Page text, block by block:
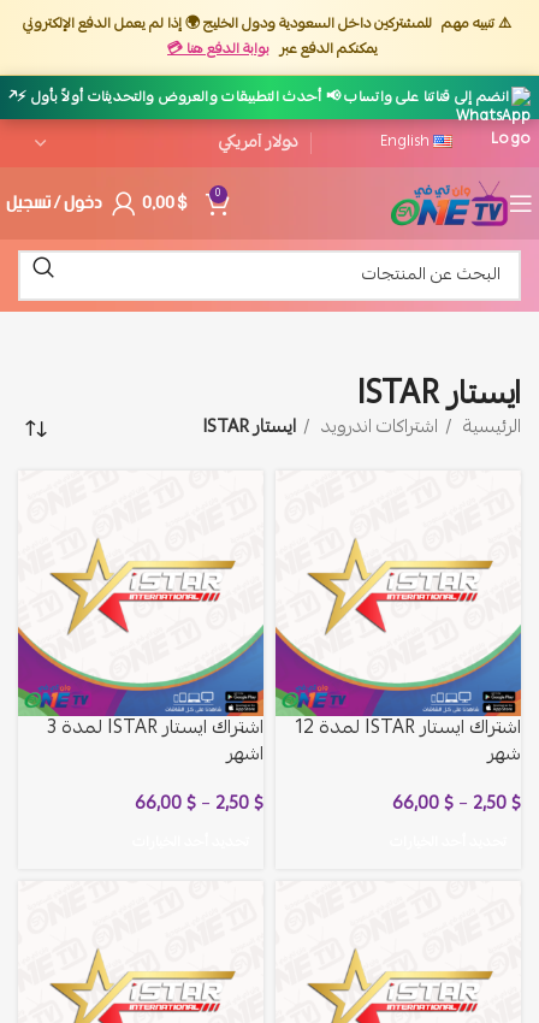
⚠️ تنبيه مهم للمشتركين داخل السعودية ودول الخليج 🌍 إذا لم يعمل الدفع الإلكتروني
يمكنكم الدفع عبر بوابة الدفع هنا 💳
انضم إلى قناتنا على واتساب 📢 أحدث التطبيقات والعروض والتحديثات أولاً بأول ⚡↗
English
0
0,00$ دخول / تسجيل
ايستار ISTAR
الرئيسية اشتراكات اندرويد ايستار ISTAR
اشتراك ايستار ISTAR لمدة 12
شهر
2,50$
–
66,00$
اشتراك ايستار ISTAR لمدة 3
اشهر
2,50$
–
66,00$